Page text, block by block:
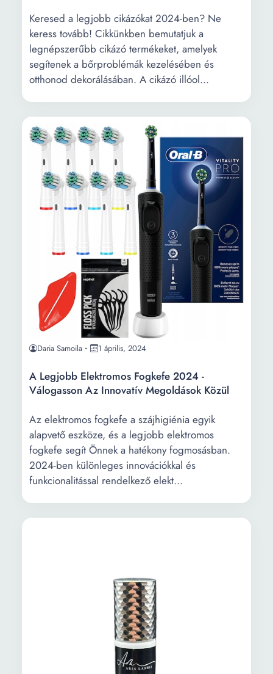
Keresed a legjobb cikázókat 2024-ben? Ne
keress tovább! Cikkünkben bemutatjuk a
legnépszerűbb cikázó termékeket, amelyek
segítenek a bőrproblémák kezelésében és
otthonod dekorálásában. A cikázó illóol...
Daria Samoila 1 április, 2024
A Legjobb Elektromos Fogkefe 2024 -
Válogasson Az Innovatív Megoldások Közül
Az elektromos fogkefe a szájhigiénia egyik
alapvető eszköze, és a legjobb elektromos
fogkefe segít Önnek a hatékony fogmosásban.
2024-ben különleges innovációkkal és
funkcionalitással rendelkező elekt...